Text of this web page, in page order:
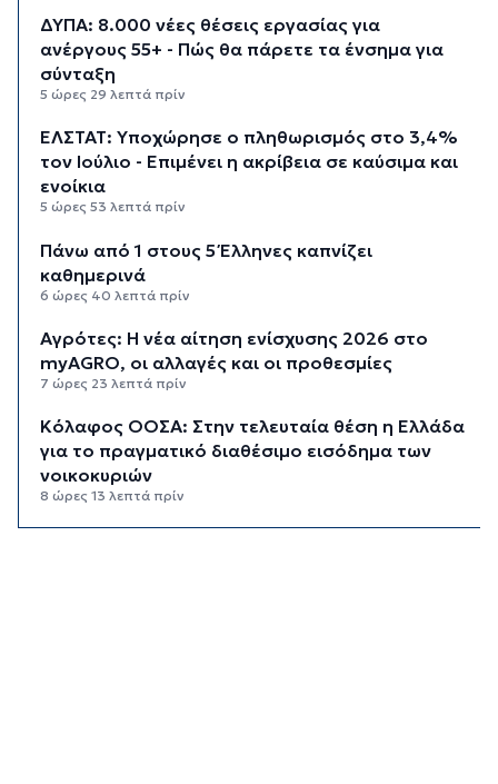
ΔΥΠΑ: 8.000 νέες θέσεις εργασίας για
ανέργους 55+ - Πώς θα πάρετε τα ένσημα για
σύνταξη
5 ώρες 29 λεπτά πρίν
ΕΛΣΤΑΤ: Υποχώρησε ο πληθωρισμός στο 3,4%
τον Ιούλιο - Επιμένει η ακρίβεια σε καύσιμα και
ενοίκια
5 ώρες 53 λεπτά πρίν
Πάνω από 1 στους 5 Έλληνες καπνίζει
καθημερινά
6 ώρες 40 λεπτά πρίν
Αγρότες: Η νέα αίτηση ενίσχυσης 2026 στο
myAGRO, οι αλλαγές και οι προθεσμίες
7 ώρες 23 λεπτά πρίν
Κόλαφος ΟΟΣΑ: Στην τελευταία θέση η Ελλάδα
για το πραγματικό διαθέσιμο εισόδημα των
νοικοκυριών
8 ώρες 13 λεπτά πρίν